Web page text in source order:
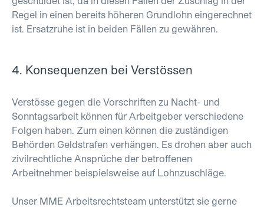
Regel in einen bereits höheren Grundlohn eingerechnet
ist. Ersatzruhe ist in beiden Fällen zu gewähren.
4. Konsequenzen bei Verstössen
Verstösse gegen die Vorschriften zu Nacht- und
Sonntagsarbeit können für Arbeitgeber verschiedene
Folgen haben. Zum einen können die zuständigen
Behörden Geldstrafen verhängen. Es drohen aber auch
zivilrechtliche Ansprüche der betroffenen
Arbeitnehmer beispielsweise auf Lohnzuschläge.
Unser MME Arbeitsrechtsteam unterstützt sie gerne